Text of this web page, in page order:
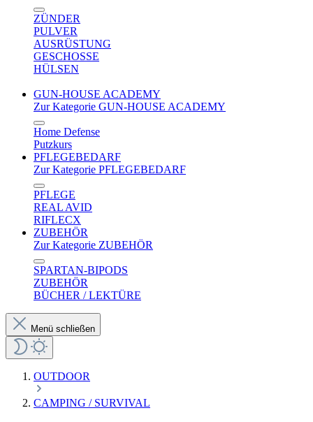
ZÜNDER
PULVER
AUSRÜSTUNG
GESCHOSSE
HÜLSEN
GUN-HOUSE ACADEMY
Zur Kategorie GUN-HOUSE ACADEMY
Home Defense
Putzkurs
PFLEGEBEDARF
Zur Kategorie PFLEGEBEDARF
PFLEGE
REAL AVID
RIFLECX
ZUBEHÖR
Zur Kategorie ZUBEHÖR
SPARTAN-BIPODS
ZUBEHÖR
BÜCHER / LEKTÜRE
Menü schließen
OUTDOOR
CAMPING / SURVIVAL